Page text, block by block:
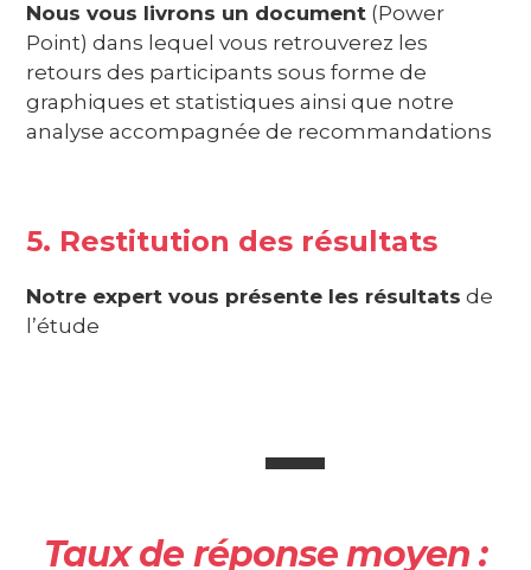
Nous vous livrons un document (Power
Point) dans lequel vous retrouverez les
retours des participants sous forme de
graphiques et statistiques ainsi que notre
analyse accompagnée de recommandations
5. Restitution des résultats
Notre expert vous présente les résultats de
l’étude
Taux de réponse moyen :